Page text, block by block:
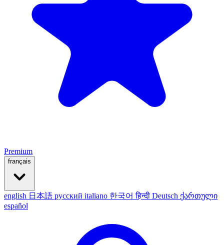
Premium
français
english 日本語 русский italiano 한국어हिन्दी Deutsch ქართული
español